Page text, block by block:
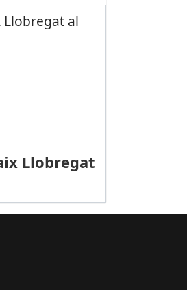
els ciutadans de Molins de Rei
Llobregat